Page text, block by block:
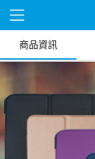
商品資訊